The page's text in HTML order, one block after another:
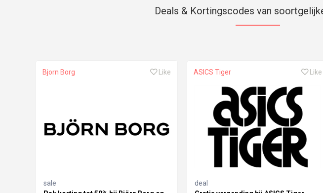
Deals & Kortingscodes van
Bjorn Borg Like
sale
ASICS Tiger Like
deal